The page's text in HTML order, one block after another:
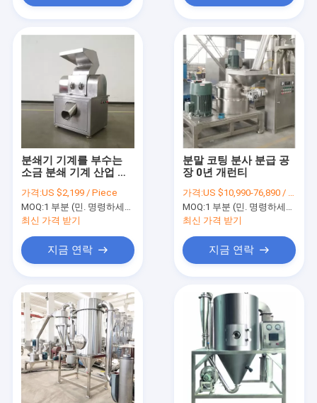
분쇄기 기계를 부수는
소금 분쇄 기계 산업 식
가격:US $2,199 / Piece
MOQ:1 부분 (민. 명령하세요)
최신 가격 받기
지금 연락
분말 코팅 분사 분급 공
장 0년 개런티
가격:US $10,990-76,890 / Piece
MOQ:1 부분 (민. 명령하세요)
최신 가격 받기
지금 연락